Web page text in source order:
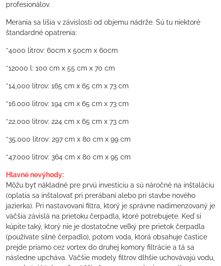
profesionálov.
Merania sa líšia v závislosti od objemu nádrže. Sú tu niektoré
štandardné opatrenia:
*4000 litrov: 60cm x 50cm x 60cm
*12000 l: 100 cm x 55 cm x 70 cm
*14,000 litrov: 165 cm x 65 cm x 73 cm
*16.000 litrov: 194 cm x 65 cm x 73 cm
*22.000 litrov: 224 cm x 65 cm x 73 cm
*35.000 litrov: 297 cm x 80 cm x 99 cm
*47.000 litrov: 364 cm x 80 cm x 95 cm
Hlavné nevýhody:
Môžu byť nákladné pre prvú investíciu a sú náročné na inštaláciu
(oplatia sa inštalovať pri prerábaní alebo pri stavbe nového
jazierka). Pri nastavovaní filtra, ktorý je správne nadimenzovaný je
väčšia závislá na prietoku čerpadla, ktoré potrebujete. Keď si
kúpite taký, ktorý nie je dostatočne veľký pre prietok čerpadla
(používate silné čerpadlo), potom voda, ktorá obsahuje častice
prejde priamo cez vortex do druhej komory filtrácie a tá sa
následne upcháva. Väčšie modely filtrov dlhšie uchovávajú vodu,